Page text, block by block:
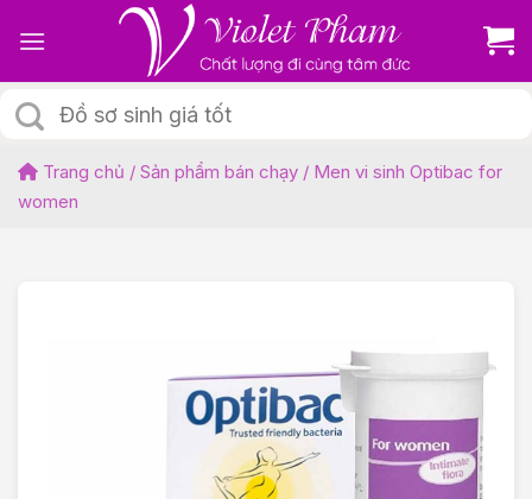
Tìm
kiếm:
Trang chủ / Sản phẩm bán chạy / Men vi sinh Optibac for
women